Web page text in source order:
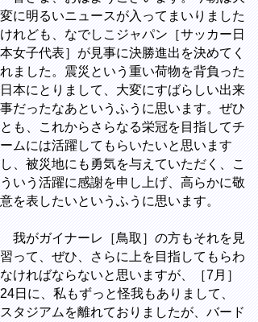
変に明るいニュースが入ってまいりました
けれども、なでしこジャパン［サッカー日
本女子代表］が見事に決勝進出を決めてく
れました。震災という重い荷物を背負った
日本にとりまして、大変にすばらしい出来
事だったなあというふうに思います。ぜひ
とも、これからさらなる栄冠を目指してチ
ームには活躍してもらいたいと思います
し、被災地にも勇気を与えていただく、こ
ういう活躍に感謝を申し上げ、高らかに敬
意を表したいというふうに思います。
我がガイナーレ［鳥取］の方もそれを見
習って、ぜひ、さらに上を目指してもらわ
なければならないと思いますが、［7月］
24日に、私もずっと怪我もありまして、
スタジアムを離れておりましたが、バード